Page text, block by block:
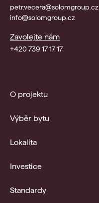
petr.vecera@solomgroup.cz
info@solomgroup.cz
Zavolejte nám
+420 739 17 17 17
O projektu
Výběr bytu
Lokalita
Investice
Standardy